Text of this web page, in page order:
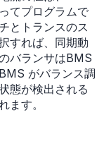
てプログラムで
とトランスのス
すれば、同期動
バランサはBMS
がバランス調
態が検出される
ます。